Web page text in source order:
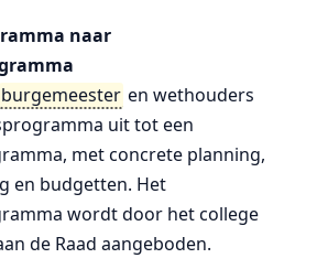
naar
burgemeester en wethouders
uit tot een
met concrete planning,
en budgetten. Het
wordt door het college
de Raad aangeboden.